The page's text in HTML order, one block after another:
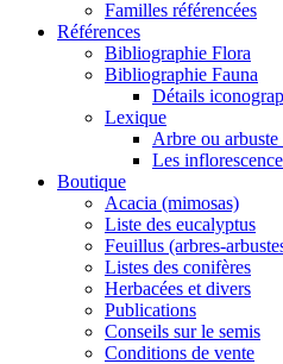
Familles référencées
Références
Bibliographie Flora
Bibliographie Fauna
Détails
Lexique
Arbre ou arbuste
Les
Boutique
Acacia (mimosas)
Liste des eucalyptus
Feuillus (arbres-
Listes des conifères
Herbacées et divers
Publications
Conseils sur le semis
Conditions de vente